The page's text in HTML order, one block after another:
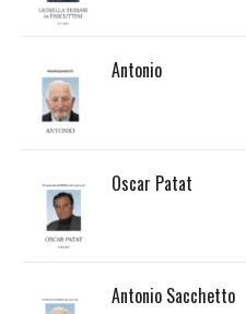
Antonio
Oscar Patat
Antonio Sacchetto